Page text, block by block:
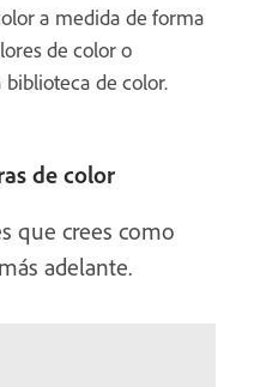
a medida de forma
de color o
de color.
de color
que crees como
adelante.